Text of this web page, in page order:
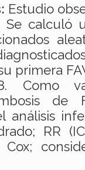
Estudio
Se calculó
primera
Como
análisis
RR
Cox;